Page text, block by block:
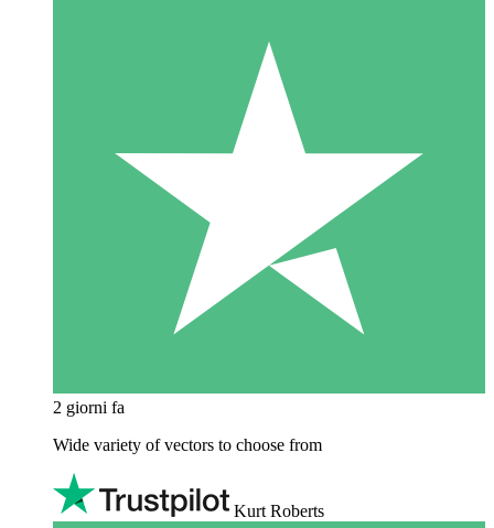
2 giorni fa
Wide variety of vectors to choose from
Kurt Roberts